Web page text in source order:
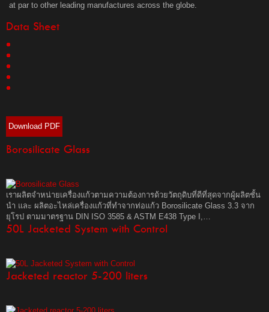
at par to other leading manufactures across the globe.
Data Sheet
Download PDF
Borosilicate Glass
เราผลิตจำหน่ายเครื่องแก้วตามความต้องการด้วยวัตถุดิบที่ดีที่สุดจากผู้ผลิตชั้น
นำ และ ผลิตอะไหล่เครื่องแก้วที่ทำจากท่อแก้ว Borosilicate Glass 3.3 จาก
ยุโรป ตามมาตรฐาน DIN ISO 3585 & ASTM E438 Type I,…
50L Jacketed System with Control
Jacketed reactor 5-200 liters